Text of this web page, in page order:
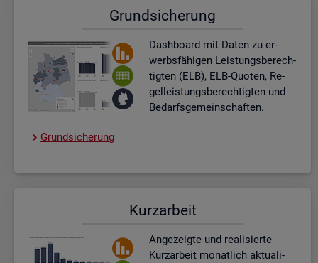
Grund­si­che­rung
Dash­board mit Daten zu er­
werbs­fä­hi­gen Leis­tungs­be­rech­
tig­ten (ELB), ELB-Quo­ten, Re­
gel­leis­tungs­be­rech­tig­ten und
Be­darfs­ge­mein­schaf­ten.
Grund­si­che­rung
Kurz­ar­beit
An­ge­zeig­te und rea­li­sier­te
Kurz­ar­beit mo­nat­lich ak­tua­li­